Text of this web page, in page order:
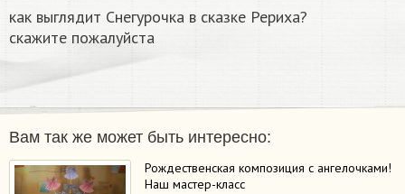
как выглядит Снегурочка в сказке Рериха?
скажите пожалуйста
Вам так же может быть интересно:
Рождественская композиция с ангелочками!
Наш мастер-класс